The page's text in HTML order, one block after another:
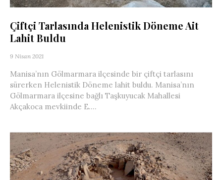
Çiftçi Tarlasında Helenistik Döneme Ait
Lahit Buldu
9 Nisan 2021
Manisa’nın Gölmarmara ilçesinde bir çiftçi tarlasını
sürerken Helenistik Döneme lahit buldu. Manisa’nın
Gölmarmara ilçesine bağlı Taşkuyucak Mahallesi
Akçakoca mevkiinde E....